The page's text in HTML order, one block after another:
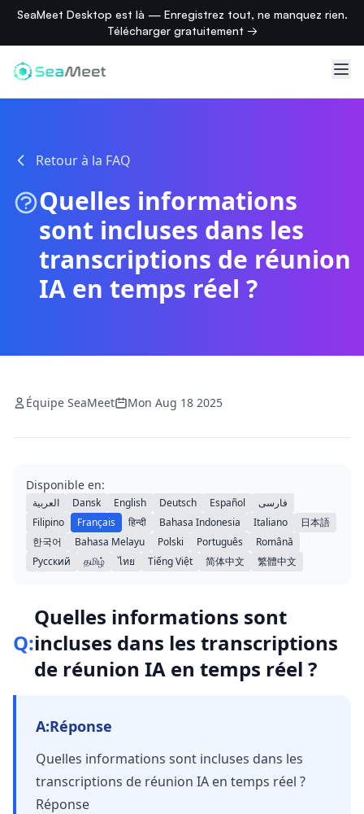
SeaMeet Desktop est là — Enregistrez tout, ne manquez rien.
Télécharger gratuitement →
Retour à la FAQ
Quelles informations
sont incluses dans les
transcriptions de réunion
IA en temps réel ?
Équipe SeaMeet Mon Aug 18 2025
Disponible en:
العربية Dansk English Deutsch Español
فارسی
Filipino
Français हिन्दी Bahasa Indonesia Italiano
日本語
한국어
Bahasa Melayu Polski Português
Română
Русский
தமிழ் ไทย Tiếng Việt 简体中文 繁體中文
Q:
Quelles informations sont
incluses dans les transcriptions
de réunion IA en temps réel ?
A:Réponse
Quelles informations sont incluses dans les
transcriptions de réunion IA en temps réel ?
Réponse